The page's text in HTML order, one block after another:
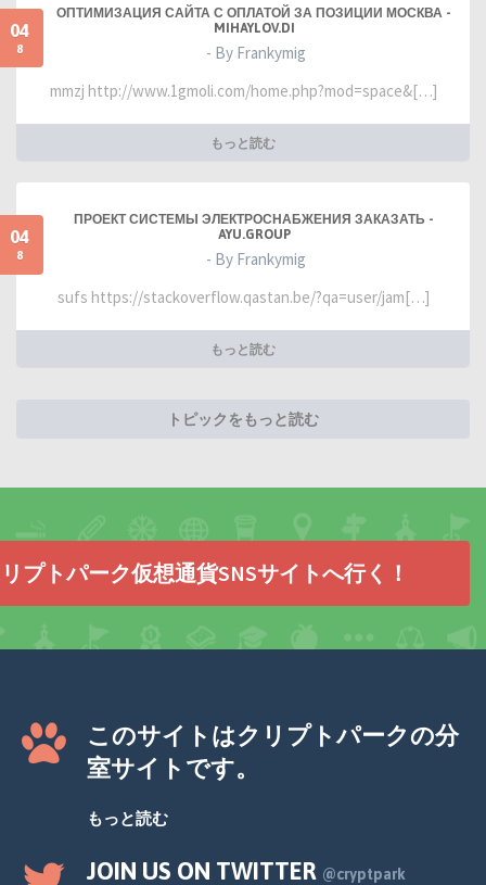
04
8
ОПТИМИЗАЦИЯ САЙТА С ОПЛАТОЙ ЗА ПОЗИЦИИ МОСКВА -
MIHAYLOV.DI
- By Frankymig
mmzj http://www.1gmoli.com/home.php?mod=space&[…]
もっと読む
04
8
ПРОЕКТ СИСТЕМЫ ЭЛЕКТРОСНАБЖЕНИЯ ЗАКАЗАТЬ -
AYU.GROUP
- By Frankymig
sufs https://stackoverflow.qastan.be/?qa=user/jam[…]
もっと読む
トピックをもっと読む
プトパーク仮想通貨SNSサイトへ行く！
このサイトはクリプトパークの分
室サイトです。
もっと読む
JOIN US ON TWITTER @cryptpark